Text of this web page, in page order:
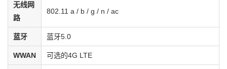
无线网
路
802.11 a / b / g / n / ac
蓝牙 蓝牙5.0
WWAN 可选的4G LTE